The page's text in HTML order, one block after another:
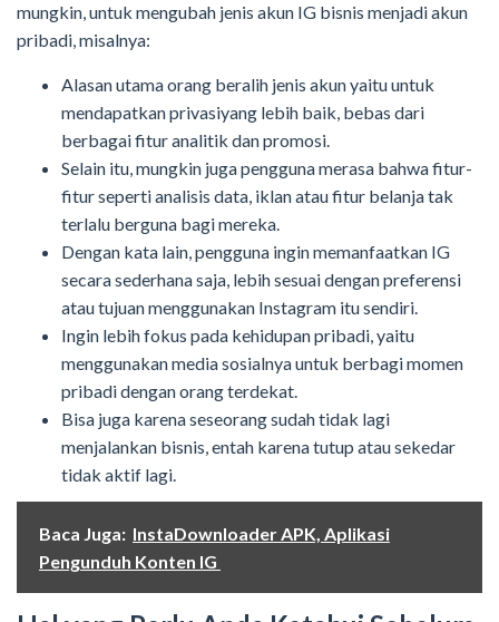
mungkin, untuk mengubah jenis akun IG bisnis menjadi akun
pribadi, misalnya:
Alasan utama orang beralih jenis akun yaitu untuk
mendapatkan privasiyang lebih baik, bebas dari
berbagai fitur analitik dan promosi.
Selain itu, mungkin juga pengguna merasa bahwa fitur-
fitur seperti analisis data, iklan atau fitur belanja tak
terlalu berguna bagi mereka.
Dengan kata lain, pengguna ingin memanfaatkan IG
secara sederhana saja, lebih sesuai dengan preferensi
atau tujuan menggunakan Instagram itu sendiri.
Ingin lebih fokus pada kehidupan pribadi, yaitu
menggunakan media sosialnya untuk berbagi momen
pribadi dengan orang terdekat.
Bisa juga karena seseorang sudah tidak lagi
menjalankan bisnis, entah karena tutup atau sekedar
tidak aktif lagi.
Baca Juga: InstaDownloader APK, Aplikasi
Pengunduh Konten IG